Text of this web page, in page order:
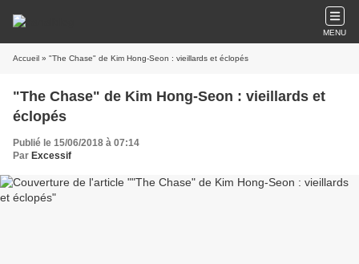
MENU
Accueil » "The Chase" de Kim Hong-Seon : vieillards et éclopés
"The Chase" de Kim Hong-Seon : vieillards et
éclopés
Publié le 15/06/2018 à 07:14
Par Excessif